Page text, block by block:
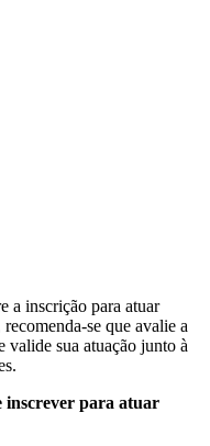
a inscrição para atuar
se que avalie a
valide sua atuação junto à
inscrever para atuar